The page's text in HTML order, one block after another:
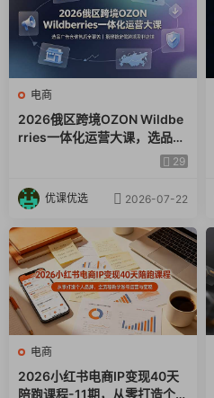
电商
2026俄区跨境OZON Wildbe
rries一体化运营大课，选品广
告仓储售后全覆盖，搭建稳定
29
优课优选 2026-07-22
电商
2026小红书电商IP变现40天
陪跑课程-11期，从零打造个人